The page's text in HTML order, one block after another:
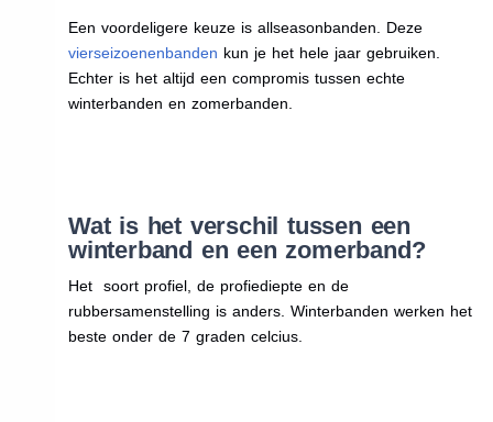
Een voordeligere keuze is allseasonbanden. Deze
vierseizoenenbanden kun je het hele jaar gebruiken.
Echter is het altijd een compromis tussen echte
winterbanden en zomerbanden.
Wat is het verschil tussen een
winterband en een zomerband?
Het soort profiel, de profiediepte en de
rubbersamenstelling is anders. Winterbanden werken het
beste onder de 7 graden celcius.